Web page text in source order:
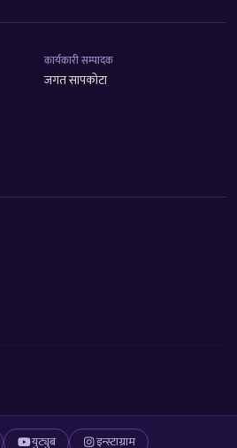
कार्यकारी सम्पादक
जगत सापकोटा
युट्युब इन्स्टाग्राम